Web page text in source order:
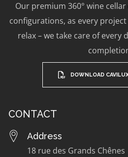
Our premium 360° wine
configurations, as every
relax – we take care of every
DOWNLOAD
CONTACT
Address
18 rue des Grands Chênes